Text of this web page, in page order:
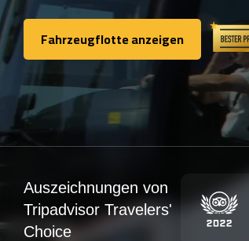
Fahrzeugflotte anzeigen
Fahrzeugflotte anzeigen
Auszeichnungen von
Tripadvisor Travelers'
Choice